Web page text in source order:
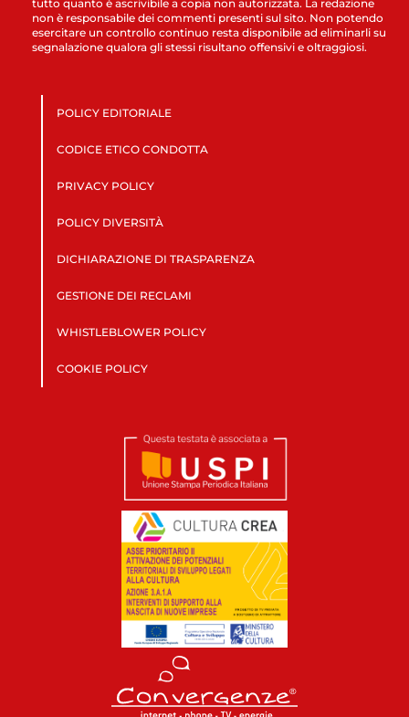
tutto quanto è ascrivibile a copia non autorizzata. La redazione
non è responsabile dei commenti presenti sul sito. Non potendo
esercitare un controllo continuo resta disponibile ad eliminarli su
segnalazione qualora gli stessi risultano offensivi e oltraggiosi.
POLICY EDITORIALE
CODICE ETICO CONDOTTA
PRIVACY POLICY
POLICY DIVERSITÀ
DICHIARAZIONE DI TRASPARENZA
GESTIONE DEI RECLAMI
WHISTLEBLOWER POLICY
COOKIE POLICY